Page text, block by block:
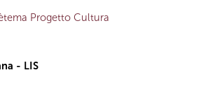
Progetto Cultura
- LIS